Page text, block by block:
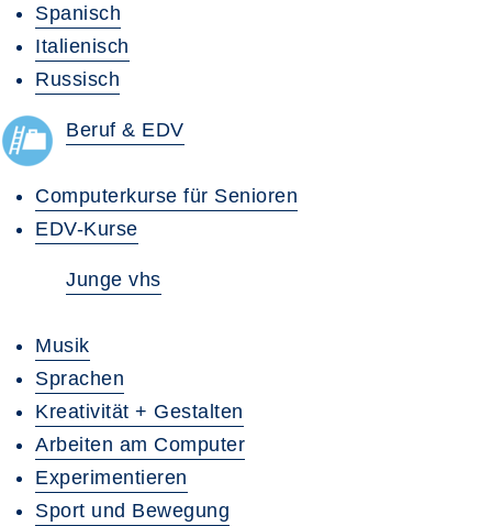
Spanisch
Italienisch
Russisch
Beruf & EDV
Computerkurse für Senioren
EDV-Kurse
Junge vhs
Musik
Sprachen
Kreativität + Gestalten
Arbeiten am Computer
Experimentieren
Sport und Bewegung